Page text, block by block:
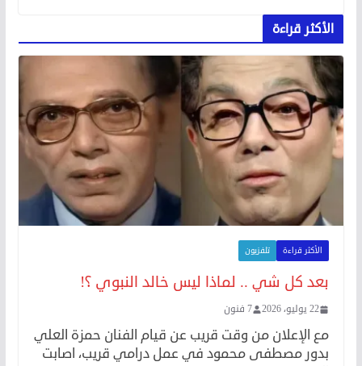
الأكثر قراءة
الأكثر قراءة تلفزيون
بعد كل شي .. لماذا ليس خالد النبوي ؟!
22 يوليو، 2026 7 فنون
مع الإعلان من وقت قريب عن قيام الفنان حمزة العلي
بدور مصطفى محمود في عمل درامي قريب، اصابت